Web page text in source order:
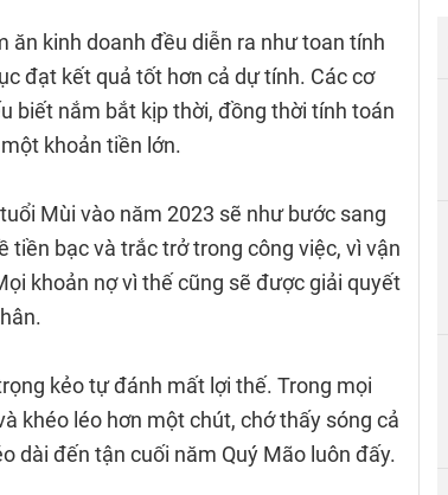
kinh doanh đều diễn ra như toan tính
đạt kết quả tốt hơn cả dự tính. Các cơ
biết nắm bắt kịp thời, đồng thời tính toán
khoản tiền lớn.
Mùi vào năm 2023 sẽ như bước sang
tiền bạc và trắc trở trong công việc, vì vận
khoản nợ vì thế cũng sẽ được giải quyết
kẻo tự đánh mất lợi thế. Trong mọi
khéo léo hơn một chút, chớ thấy sóng cả
dài đến tận cuối năm Quý Mão luôn đấy.